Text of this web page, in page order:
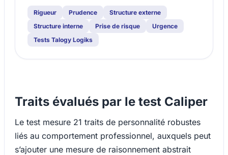
Rigueur Prudence
Structure externe
Structure interne
Prise de risque
Urgence
Tests Talogy Logiks
Traits évalués par le test Caliper
Le test mesure 21 traits de personnalité robustes
liés au comportement professionnel, auxquels peut
s’ajouter une mesure de raisonnement abstrait